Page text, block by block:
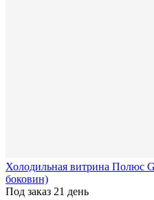
Холодильная витрина Полюс
боковин)
Под заказ 21 день